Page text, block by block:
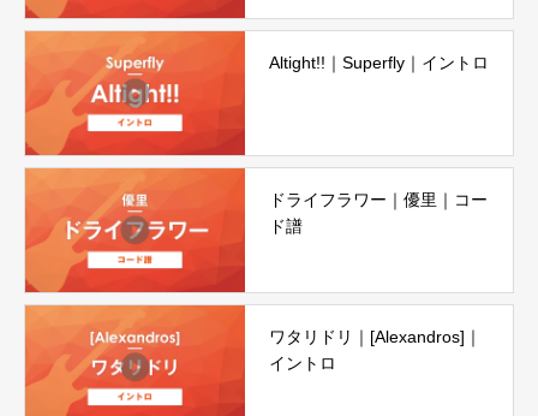
Altight!!｜Superfly｜イントロ
ドライフラワー｜優里｜コー
ド譜
ワタリドリ｜[Alexandros]｜
イントロ